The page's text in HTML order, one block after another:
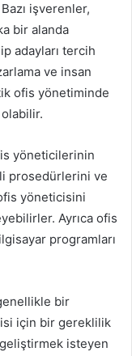
işverenler,
bir alanda
adayları tercih
ve insan
ofis yönetiminde
olabilir.
yöneticilerinin
prosedürlerini ve
yöneticisini
Ayrıca ofis
programları
bir
için bir gereklilik
isteyen